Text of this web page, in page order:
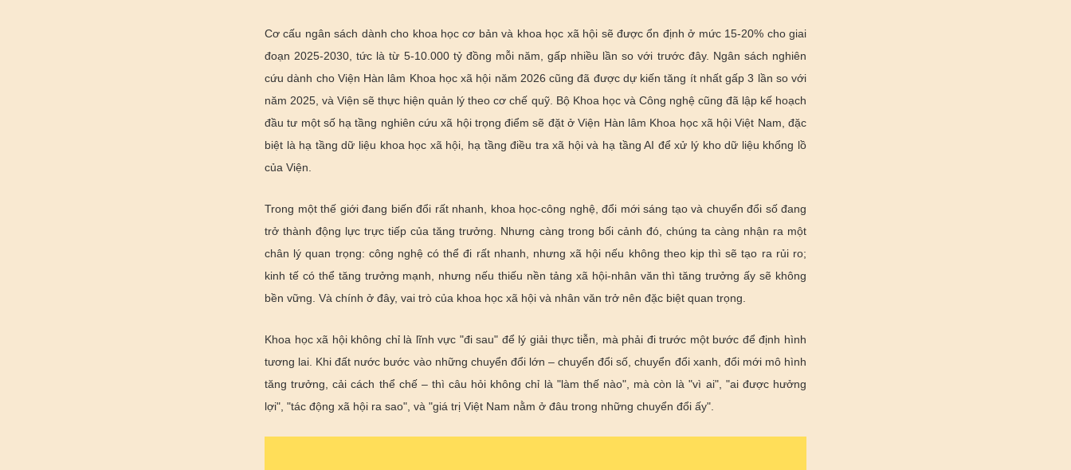
Cơ cấu ngân sách dành cho khoa học cơ bản và khoa học xã hội sẽ được ổn định ở mức 15-20% cho giai
đoạn 2025-2030, tức là từ 5-10.000 tỷ đồng mỗi năm, gấp nhiều lần so với trước đây. Ngân sách nghiên
cứu dành cho Viện Hàn lâm Khoa học xã hội năm 2026 cũng đã được dự kiến tăng ít nhất gấp 3 lần so với
năm 2025, và Viện sẽ thực hiện quản lý theo cơ chế quỹ. Bộ Khoa học và Công nghệ cũng đã lập kế hoạch
đầu tư một số hạ tầng nghiên cứu xã hội trọng điểm sẽ đặt ở Viện Hàn lâm Khoa học xã hội Việt Nam, đặc
biệt là hạ tầng dữ liệu khoa học xã hội, hạ tầng điều tra xã hội và hạ tầng AI để xử lý kho dữ liệu khổng lồ
của Viện.
Trong một thế giới đang biến đổi rất nhanh, khoa học-công nghệ, đổi mới sáng tạo và chuyển đổi số đang
trở thành động lực trực tiếp của tăng trưởng. Nhưng càng trong bối cảnh đó, chúng ta càng nhận ra một
chân lý quan trọng: công nghệ có thể đi rất nhanh, nhưng xã hội nếu không theo kịp thì sẽ tạo ra rủi ro;
kinh tế có thể tăng trưởng mạnh, nhưng nếu thiếu nền tảng xã hội-nhân văn thì tăng trưởng ấy sẽ không
bền vững. Và chính ở đây, vai trò của khoa học xã hội và nhân văn trở nên đặc biệt quan trọng.
Khoa học xã hội không chỉ là lĩnh vực "đi sau" để lý giải thực tiễn, mà phải đi trước một bước để định hình
tương lai. Khi đất nước bước vào những chuyển đổi lớn – chuyển đổi số, chuyển đổi xanh, đổi mới mô hình
tăng trưởng, cải cách thể chế – thì câu hỏi không chỉ là "làm thế nào", mà còn là "vì ai", "ai được hưởng
lợi", "tác động xã hội ra sao", và "giá trị Việt Nam nằm ở đâu trong những chuyển đổi ấy".